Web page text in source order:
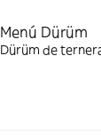
Menú Dürüm
Dürüm de